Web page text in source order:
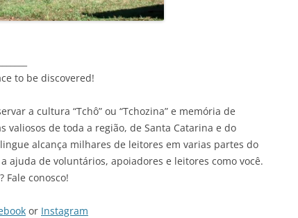
to be discovered!
a cultura “Tchô” ou “Tchozina” e memória de
valiosos de toda a região, de Santa Catarina e do
alcança milhares de leitores em varias partes do
ajuda de voluntários, apoiadores e leitores como você.
Fale conosco!
or Instagram